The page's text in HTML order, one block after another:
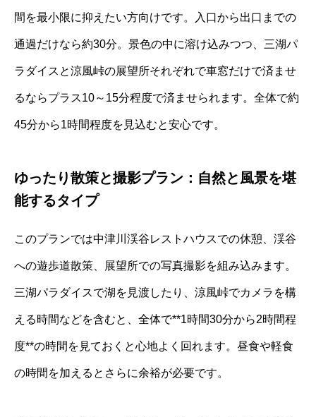
間を最小限に抑えたい方向けです。入口から出口までの
通過だけなら約30分。景色の中に溶け込みつつ、三湖パ
ラダイスと涼風峠の展望所それぞれで車窓だけで済ませ
るならプラス10～15分程度で済ませられます。全体で約
45分から1時間程度を見込むと安心です。
ゆったり散策と撮影プラン：自然と風景を堪
能するタイプ
このプランでは中津川渓谷レストハウスでの休憩、渓谷
への遊歩道散策、展望所での写真撮影を組み込みます。
三湖パラダイスで湖を見渡したり、涼風峠でカメラを構
える時間などを含むと、全体で**1時間30分から2時間程
度**の時間を見ておくと心地よく回れます。昼食や軽食
の時間を加えるとさらに余裕が必要です。